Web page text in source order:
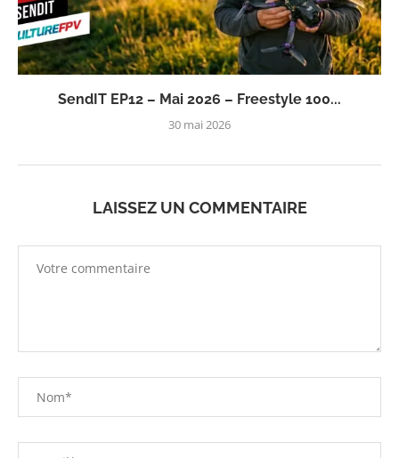
SendIT EP12 – Mai 2026 – Freestyle 100...
30 mai 2026
LAISSEZ UN COMMENTAIRE